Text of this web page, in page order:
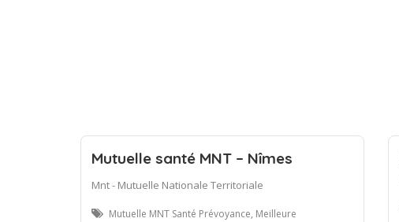
Mutuelle santé MNT – Nîmes
Mnt - Mutuelle Nationale Territoriale
Mutuelle MNT Santé Prévoyance, Meilleure